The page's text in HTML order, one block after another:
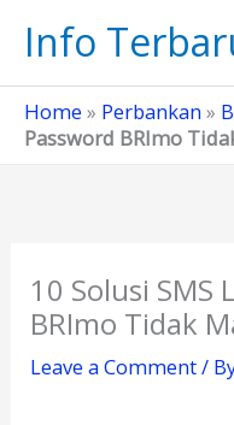
Info
Home » Perbankan»
Password BRImo
10 Solusi SMS
BRImo Tidak
Leave a Comment/